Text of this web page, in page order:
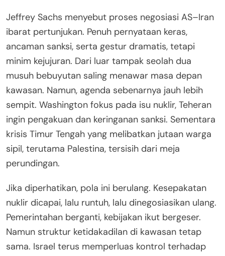
Jeffrey Sachs menyebut proses negosiasi AS–Iran
ibarat pertunjukan. Penuh pernyataan keras,
ancaman sanksi, serta gestur dramatis, tetapi
minim kejujuran. Dari luar tampak seolah dua
musuh bebuyutan saling menawar masa depan
kawasan. Namun, agenda sebenarnya jauh lebih
sempit. Washington fokus pada isu nuklir, Teheran
ingin pengakuan dan keringanan sanksi. Sementara
krisis Timur Tengah yang melibatkan jutaan warga
sipil, terutama Palestina, tersisih dari meja
perundingan.
Jika diperhatikan, pola ini berulang. Kesepakatan
nuklir dicapai, lalu runtuh, lalu dinegosiasikan ulang.
Pemerintahan berganti, kebijakan ikut bergeser.
Namun struktur ketidakadilan di kawasan tetap
sama. Israel terus memperluas kontrol terhadap